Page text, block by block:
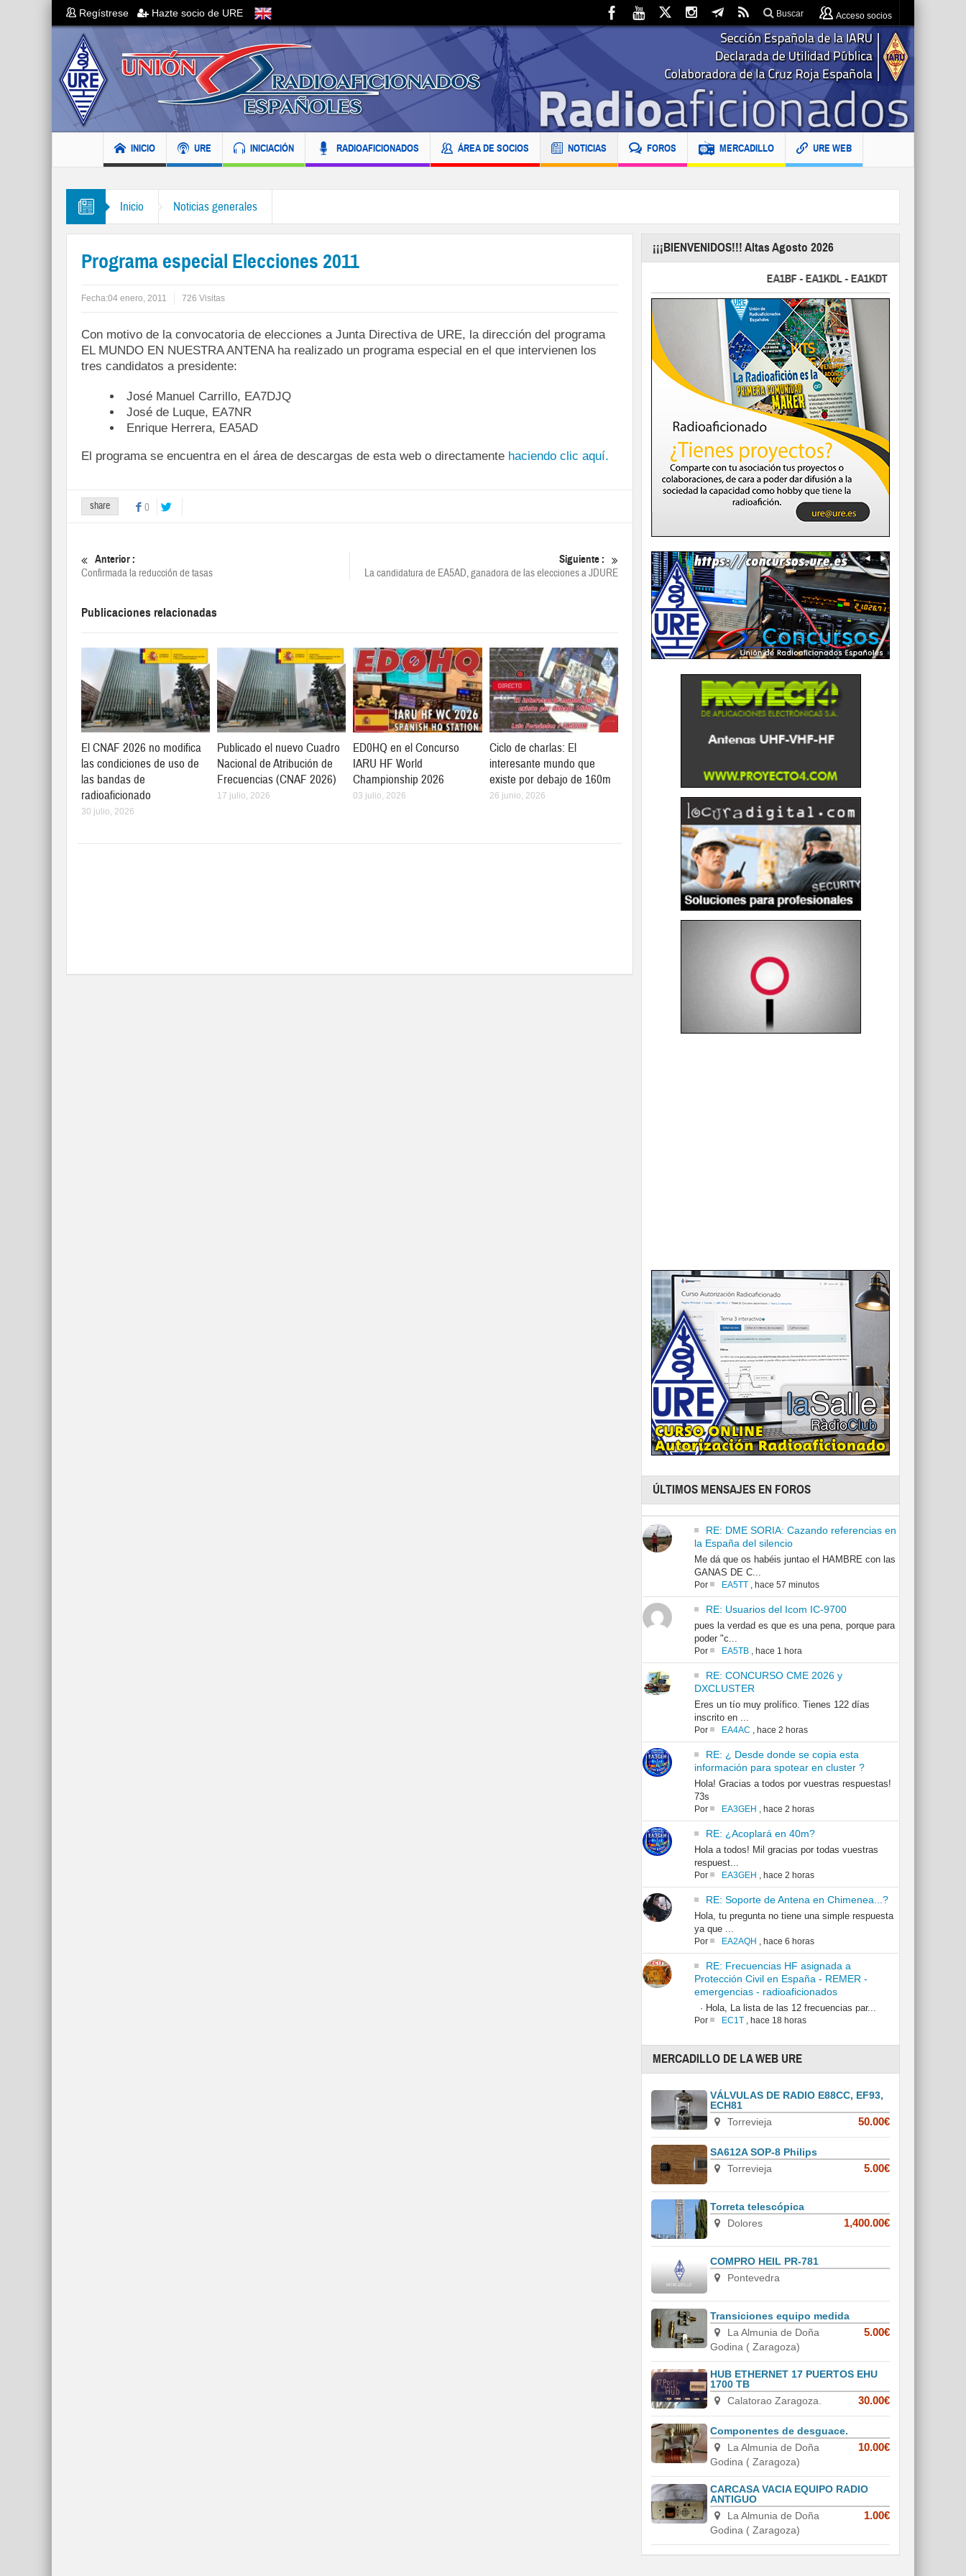
Regístrese Hazte socio de URE Buscar Acceso socios
INICIO URE INICIACIÓN RADIOAFICIONADOS ÁREA DE SOCIOS NOTICIAS FOROS MERCADILLO URE WEB
Inicio Noticias generales
Programa especial Elecciones 2011
Fecha:04 enero, 2011 726 Visitas
Con motivo de la convocatoria de elecciones a Junta Directiva de URE, la dirección del programa
EL MUNDO EN NUESTRA ANTENA ha realizado un programa especial en el que intervienen los
tres candidatos a presidente:
José Manuel Carrillo, EA7DJQ
José de Luque, EA7NR
Enrique Herrera, EA5AD
El programa se encuentra en el área de descargas de esta web o directamente haciendo clic aquí.
share 0
Anterior :
Confirmada la reducción de tasas
Siguiente :
La candidatura de EA5AD, ganadora de las elecciones a JDURE
Publicaciones relacionadas
El CNAF 2026 no modifica
las condiciones de uso de
las bandas de
radioaficionado
30 julio, 2026
Publicado el nuevo Cuadro
Nacional de Atribución de
Frecuencias (CNAF 2026)
17 julio, 2026
ED0HQ en el Concurso
IARU HF World
Championship 2026
03 julio, 2026
Ciclo de charlas: El
interesante mundo que
existe por debajo de 160m
26 junio, 2026
¡¡¡BIENVENIDOS!!! Altas Agosto 2026
EA1BF - EA1KDL - EA1KDT - EA2FBJ - EA2FJU
ÚLTIMOS MENSAJES EN FOROS
RE: DME SORIA: Cazando referencias en
la España del silencio
Me dá que os habéis juntao el HAMBRE con las
GANAS DE C...
Por EA5TT, hace 57 minutos
RE: Usuarios del Icom IC-9700
pues la verdad es que es una pena, porque para
poder "c...
Por EA5TB, hace 1 hora
RE: CONCURSO CME 2026 y
DXCLUSTER
Eres un tío muy prolífico. Tienes 122 días
inscrito en ...
Por EA4AC , hace 2 horas
RE: ¿ Desde donde se copia esta
información para spotear en cluster ?
Hola! Gracias a todos por vuestras respuestas!
73s
Por EA3GEH , hace 2 horas
RE: ¿Acoplará en 40m?
Hola a todos! Mil gracias por todas vuestras
respuest...
Por EA3GEH , hace 2 horas
RE: Soporte de Antena en Chimenea...?
Hola, tu pregunta no tiene una simple respuesta
ya que ...
Por EA2AQH , hace 6 horas
RE: Frecuencias HF asignada a
Protección Civil en España - REMER -
emergencias - radioaficionados
· Hola, La lista de las 12 frecuencias par...
Por EC1T, hace 18 horas
MERCADILLO DE LA WEB URE
VÁLVULAS DE RADIO E88CC, EF93,
ECH81
Torrevieja
50.00€
SA612A SOP-8 Philips
Torrevieja
5.00€
Torreta telescópica
Dolores
1,400.00€
COMPRO HEIL PR-781
Pontevedra
Transiciones equipo medida
La Almunia de Doña
Godina ( Zaragoza)
5.00€
HUB ETHERNET 17 PUERTOS EHU
1700 TB
Calatorao Zaragoza.
30.00€
Componentes de desguace.
La Almunia de Doña
Godina ( Zaragoza)
10.00€
CARCASA VACIA EQUIPO RADIO
ANTIGUO
La Almunia de Doña
Godina ( Zaragoza)
1.00€